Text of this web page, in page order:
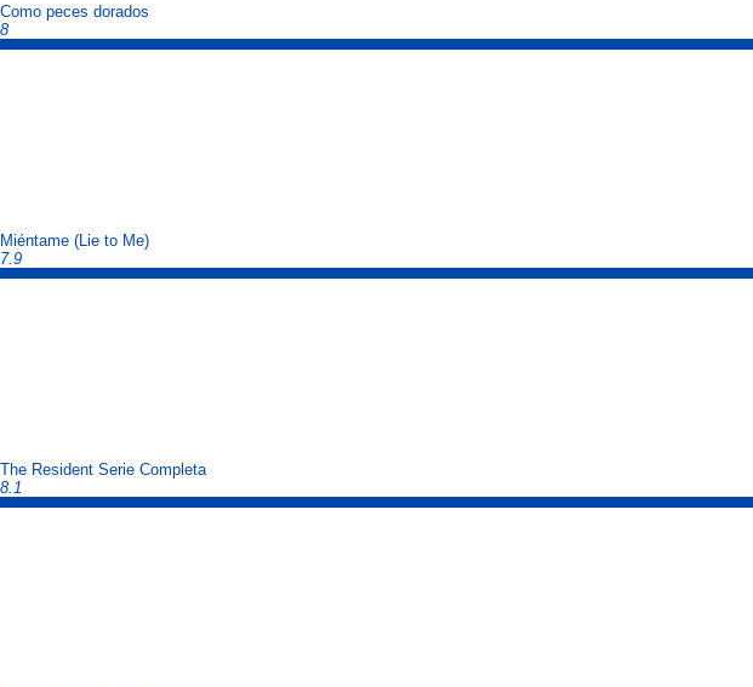
Como peces dorados
8
Miéntame (Lie to Me)
7.9
The Resident Serie Completa
8.1